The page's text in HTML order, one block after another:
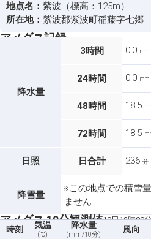
地点名： 紫波（標高：125m）
所在地： 紫波郡紫波町稲藤字七郷
アメダス記録
降水量
3時間 0.0 mm
24時間 0.0 mm
48時間 18.5
72時間 18.5
日照 日合計 236 分
降雪量
※この地点での積雪
ません
アメダス 10分観測値10日12時00
時刻 気温
(℃)
降水量
(mm/10分)
風向